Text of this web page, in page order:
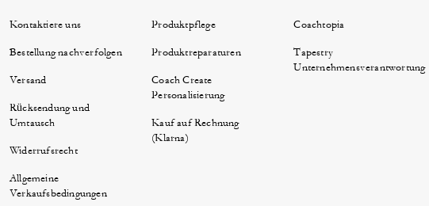
Kontaktiere uns
Bestellung nachverfolgen
Versand
Rücksendung und
Umtausch
Widerrufsrecht
Allgemeine
Verkaufsbedingungen
Produktpflege
Produktreparaturen
Coach Create
Personalisierung
Kauf auf Rechnung
(Klarna)
Coachtopia
Tapestry
Unternehmensverantwortung